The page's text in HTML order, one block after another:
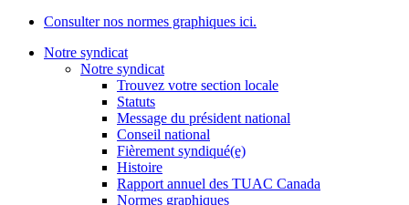
Consulter nos normes graphiques ici.
Notre syndicat
Notre syndicat
Trouvez votre section locale
Statuts
Message du président national
Conseil national
Fièrement syndiqué(e)
Histoire
Rapport annuel des TUAC Canada
Normes graphiques